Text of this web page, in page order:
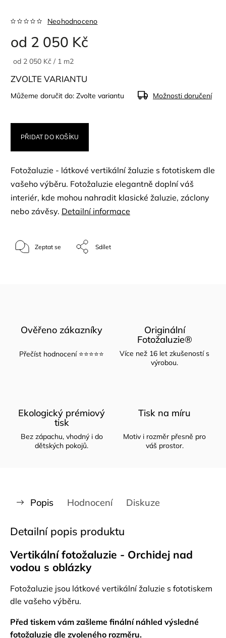
Neohodnoceno
od 2 050 Kč
od 2 050 Kč / 1 m2
ZVOLTE VARIANTU
Můžeme doručit do: Zvolte variantu Možnosti doručení
PŘIDAT DO KOŠÍKU
Fotožaluzie - látkové vertikální žaluzie s fototiskem dle
vašeho výběru. Fotožaluzie elegantně doplní váš
interiér, kde mohou nahradit klasické žaluzie, záclony
nebo závěsy. Detailní informace
Zeptat se Sdílet
Ověřeno zákazníky
Přečíst hodnocení ⭐⭐⭐⭐⭐
Originální
Fotožaluzie®
Více než 16 let zkušeností s
výrobou.
Ekologický prémiový
tisk
Bez zápachu, vhodný i do
dětských pokojů.
Tisk na míru
Motiv i rozměr přesně pro
váš prostor.
Popis Hodnocení Diskuze
Detailní popis produktu
Vertikální fotožaluzie - Orchidej nad
vodou s oblázky
Fotožaluzie jsou látkové vertikální žaluzie s fototiskem
dle vašeho výběru.
Před tiskem vám zašleme finální náhled výsledné
fotožaluzie dle zvoleného rozměru.